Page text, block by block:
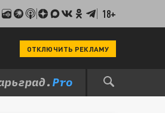
18+
ОТКЛЮЧИТЬ РЕКЛАМУ